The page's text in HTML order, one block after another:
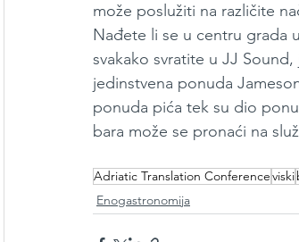
može poslužiti na različite
Nađete li se u centru grada
svakako svratite u JJ
jedinstvena ponuda
ponuda pića tek su dio
bara može se pronaći na
Adriatic Translation Conferenceviski
Enogastronomija